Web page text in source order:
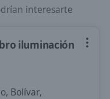
interesarte
iluminación
Bolívar,